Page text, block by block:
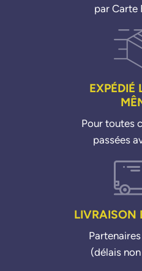
par Carte
EXPÉDIÉ
Pour toutes
passées
(délais